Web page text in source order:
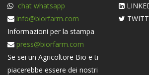
chat whatsapp
info@biorfarm.com
Informazioni per la stampa
press@biorfarm.com
Se sei un Agricoltore Bio e ti
piacerebbe essere dei nostri